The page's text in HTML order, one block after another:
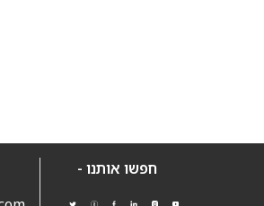
חפשו אותנו -